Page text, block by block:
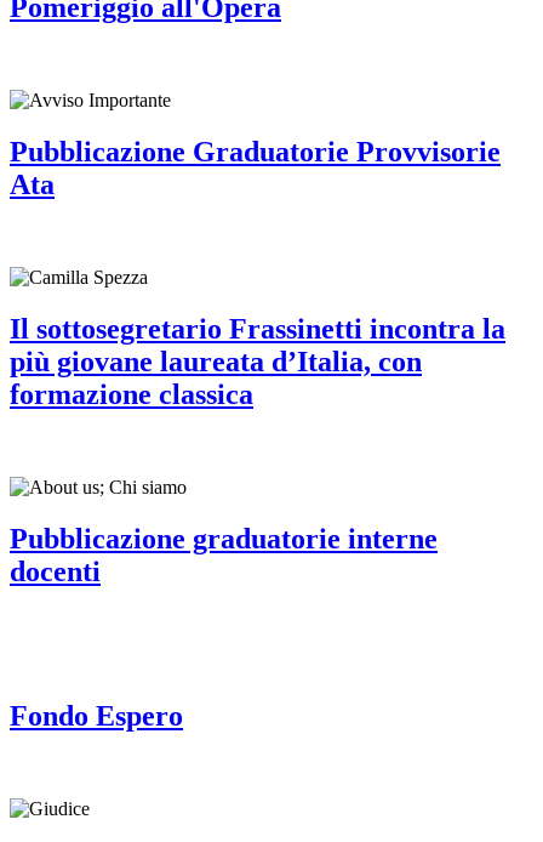
Pomeriggio all'Opera
Pubblicazione Graduatorie Provvisorie
Ata
Il sottosegretario Frassinetti incontra la
più giovane laureata d’Italia, con
formazione classica
Pubblicazione graduatorie interne
docenti
Fondo Espero